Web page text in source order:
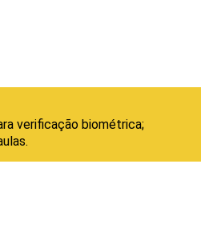
verificação biométrica;